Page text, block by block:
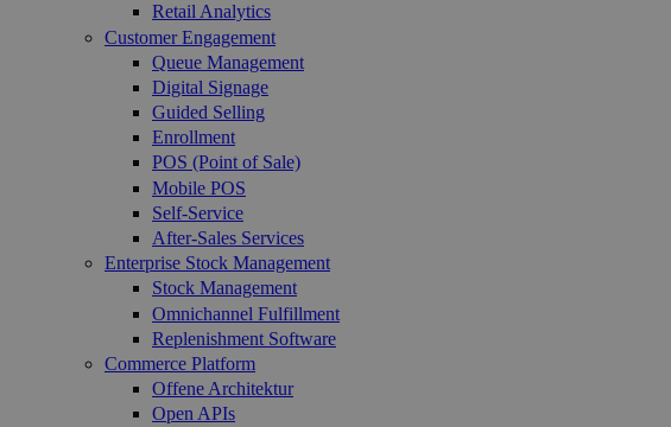
Retail Analytics
Customer Engagement
Queue Management
Digital Signage
Guided Selling
Enrollment
POS (Point of Sale)
Mobile POS
Self-Service
After-Sales Services
Enterprise Stock Management
Stock Management
Omnichannel Fulfillment
Replenishment Software
Commerce Platform
Offene Architektur
Open APIs